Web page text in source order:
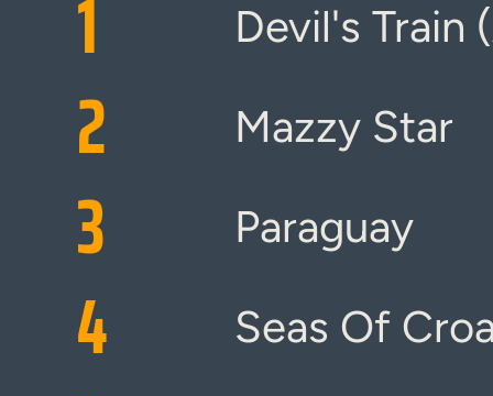
1 Devil's Train
2 Mazzy Star
3 Paraguay
4 Seas Of